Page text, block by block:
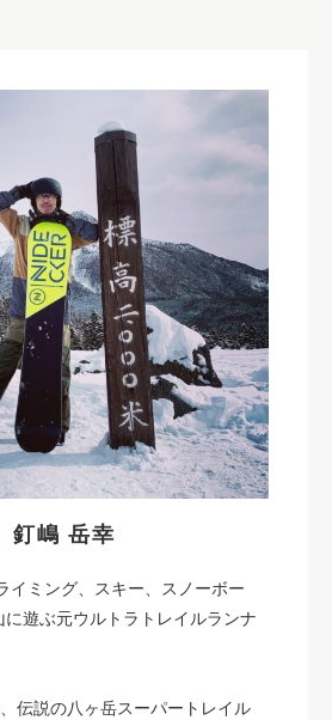
釘嶋 岳幸
イミング、スキー、スノーボー
に遊ぶ元ウルトラトレイルランナ
、伝説の八ヶ岳スーパートレイル